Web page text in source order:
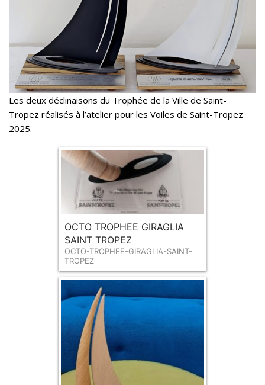
Les deux déclinaisons du Trophée de la Ville de Saint-
Tropez réalisés à l’atelier pour les Voiles de Saint-Tropez
2025.
OCTO TROPHEE GIRAGLIA
SAINT TROPEZ
OCTO-TROPHEE-GIRAGLIA-SAINT-
TROPEZ